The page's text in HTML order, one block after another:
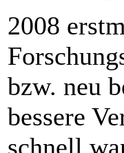
2008
bzw. neu
bessere
schnell